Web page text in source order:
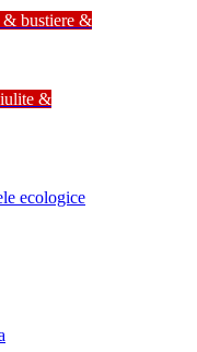
& bustiere &
&
ecologice